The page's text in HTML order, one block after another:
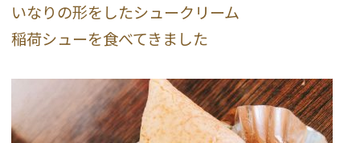
いなりの形をしたシュークリーム
稲荷シューを食べてきました